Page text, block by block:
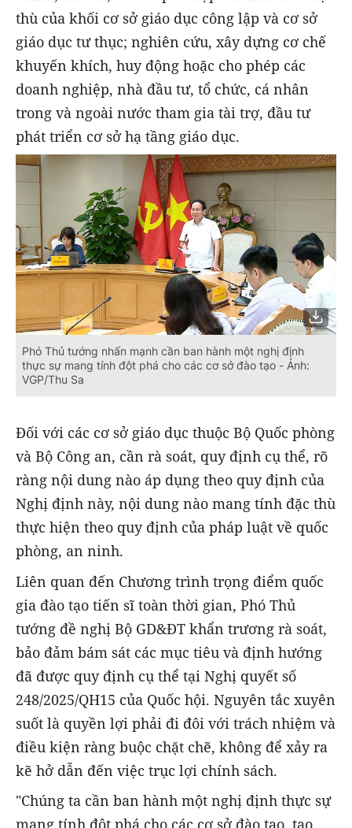
thù của khối cơ sở giáo dục công lập và cơ sở
giáo dục tư thục; nghiên cứu, xây dựng cơ chế
khuyến khích, huy động hoặc cho phép các
doanh nghiệp, nhà đầu tư, tổ chức, cá nhân
trong và ngoài nước tham gia tài trợ, đầu tư
phát triển cơ sở hạ tầng giáo dục.
Phó Thủ tướng nhấn mạnh cần ban hành một nghị định
thực sự mang tính đột phá cho các cơ sở đào tạo - Ảnh:
VGP/Thu Sa
Đối với các cơ sở giáo dục thuộc Bộ Quốc phòng
và Bộ Công an, cần rà soát, quy định cụ thể, rõ
ràng nội dung nào áp dụng theo quy định của
Nghị định này, nội dung nào mang tính đặc thù
thực hiện theo quy định của pháp luật về quốc
phòng, an ninh.
Liên quan đến Chương trình trọng điểm quốc
gia đào tạo tiến sĩ toàn thời gian, Phó Thủ
tướng đề nghị Bộ GD&ĐT khẩn trương rà soát,
bảo đảm bám sát các mục tiêu và định hướng
đã được quy định cụ thể tại Nghị quyết số
248/2025/QH15 của Quốc hội. Nguyên tắc xuyên
suốt là quyền lợi phải đi đôi với trách nhiệm và
điều kiện ràng buộc chặt chẽ, không để xảy ra
kẽ hở dẫn đến việc trục lợi chính sách.
"Chúng ta cần ban hành một nghị định thực sự
mang tính đột phá cho các cơ sở đào tạo, tạo